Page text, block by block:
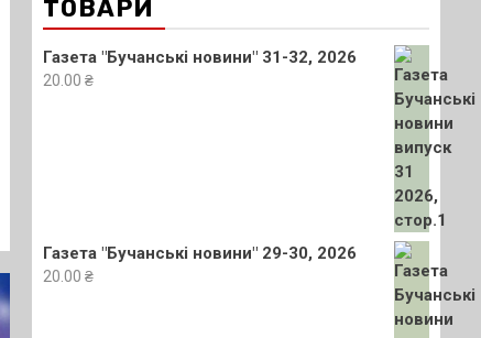
ТОВАРИ
Газета "Бучанські новини" 31-32, 2026
20.00 ₴
Газета "Бучанські новини" 29-30, 2026
20.00 ₴